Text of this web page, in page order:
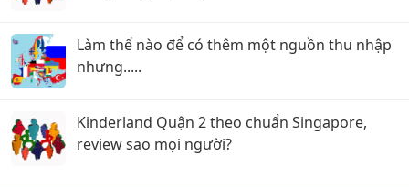
Làm thế nào để có thêm một nguồn thu nhập
nhưng.....
Kinderland Quận 2 theo chuẩn Singapore,
review sao mọi người?